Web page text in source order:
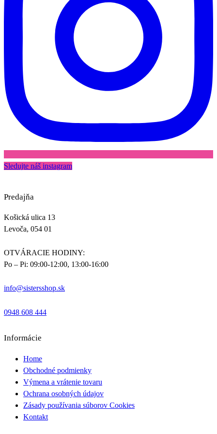
Sledujte náš instagram
Predajňa
Košická ulica 13
Levoča, 054 01
OTVÁRACIE HODINY:
Po – Pi: 09:00-12:00, 13:00-16:00
info@sistersshop.sk
0948 608 444
Informácie
Home
Obchodné podmienky
Výmena a vrátenie tovaru
Ochrana osobných údajov
Zásady používania súborov Cookies
Kontakt